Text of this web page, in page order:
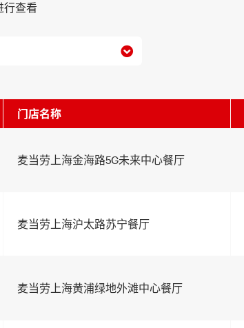
行查看

门店名称
麦当劳上海金海路5G未来中心餐厅
麦当劳上海沪太路苏宁餐厅
麦当劳上海黄浦绿地外滩中心餐厅